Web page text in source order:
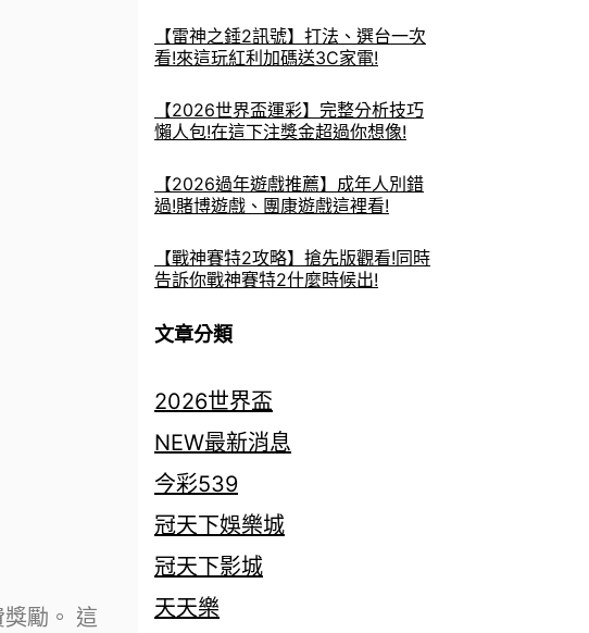
勵。 這
【雷神之錘2訊號】打法、選台一次
看!來這玩紅利加碼送3C家電!
【2026世界盃運彩】完整分析技巧
懶人包!在這下注獎金超過你想像!
【2026過年遊戲推薦】成年人別錯
過!賭博遊戲、團康遊戲這裡看!
【戰神賽特2攻略】搶先版觀看!同時
告訴你戰神賽特2什麼時候出!
文章分類
2026世界盃
NEW最新消息
今彩539
冠天下娛樂城
冠天下影城
天天樂